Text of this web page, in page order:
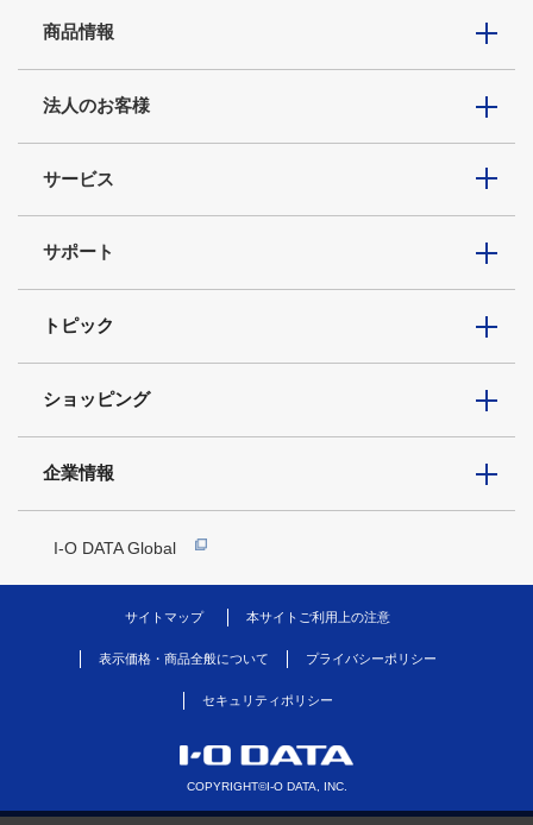
商品情報
法人のお客様
サービス
サポート
トピック
ショッピング
企業情報
I-O DATA Global
サイトマップ 本サイトご利用上の注意
表示価格・商品全般について プライバシーポリシー
セキュリティポリシー
COPYRIGHT©I-O DATA, INC.